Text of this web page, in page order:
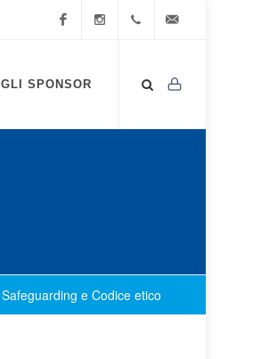
GLI SPONSOR
Safeguarding e Codice etico